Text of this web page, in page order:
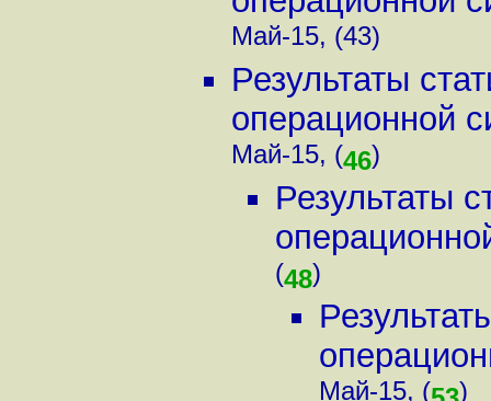
Май-15, (43)
Результаты
операционной
Май-15, (46)
Результаты
(48)